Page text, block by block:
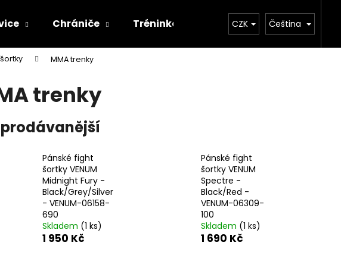
Chrániče Tréninkové vybavení Kimona
CZK Čeština
MMA trenky
trenky
Pánské fight
šortky VENUM
Midnight Fury -
Black/Grey/Silver
- VENUM-06158-
690
Skladem (1 ks)
1 950 Kč
Pánské fight
šortky VENUM
Spectre -
Black/Red -
VENUM-06309-
100
Skladem (1 ks)
1 690 Kč
potřebujete najít?
Doporučujeme